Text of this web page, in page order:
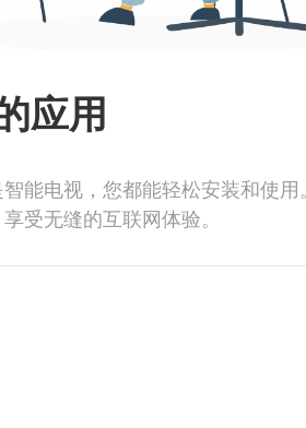
应用
能电视，您都能轻松安装和使用。
受无缝的互联网体验。